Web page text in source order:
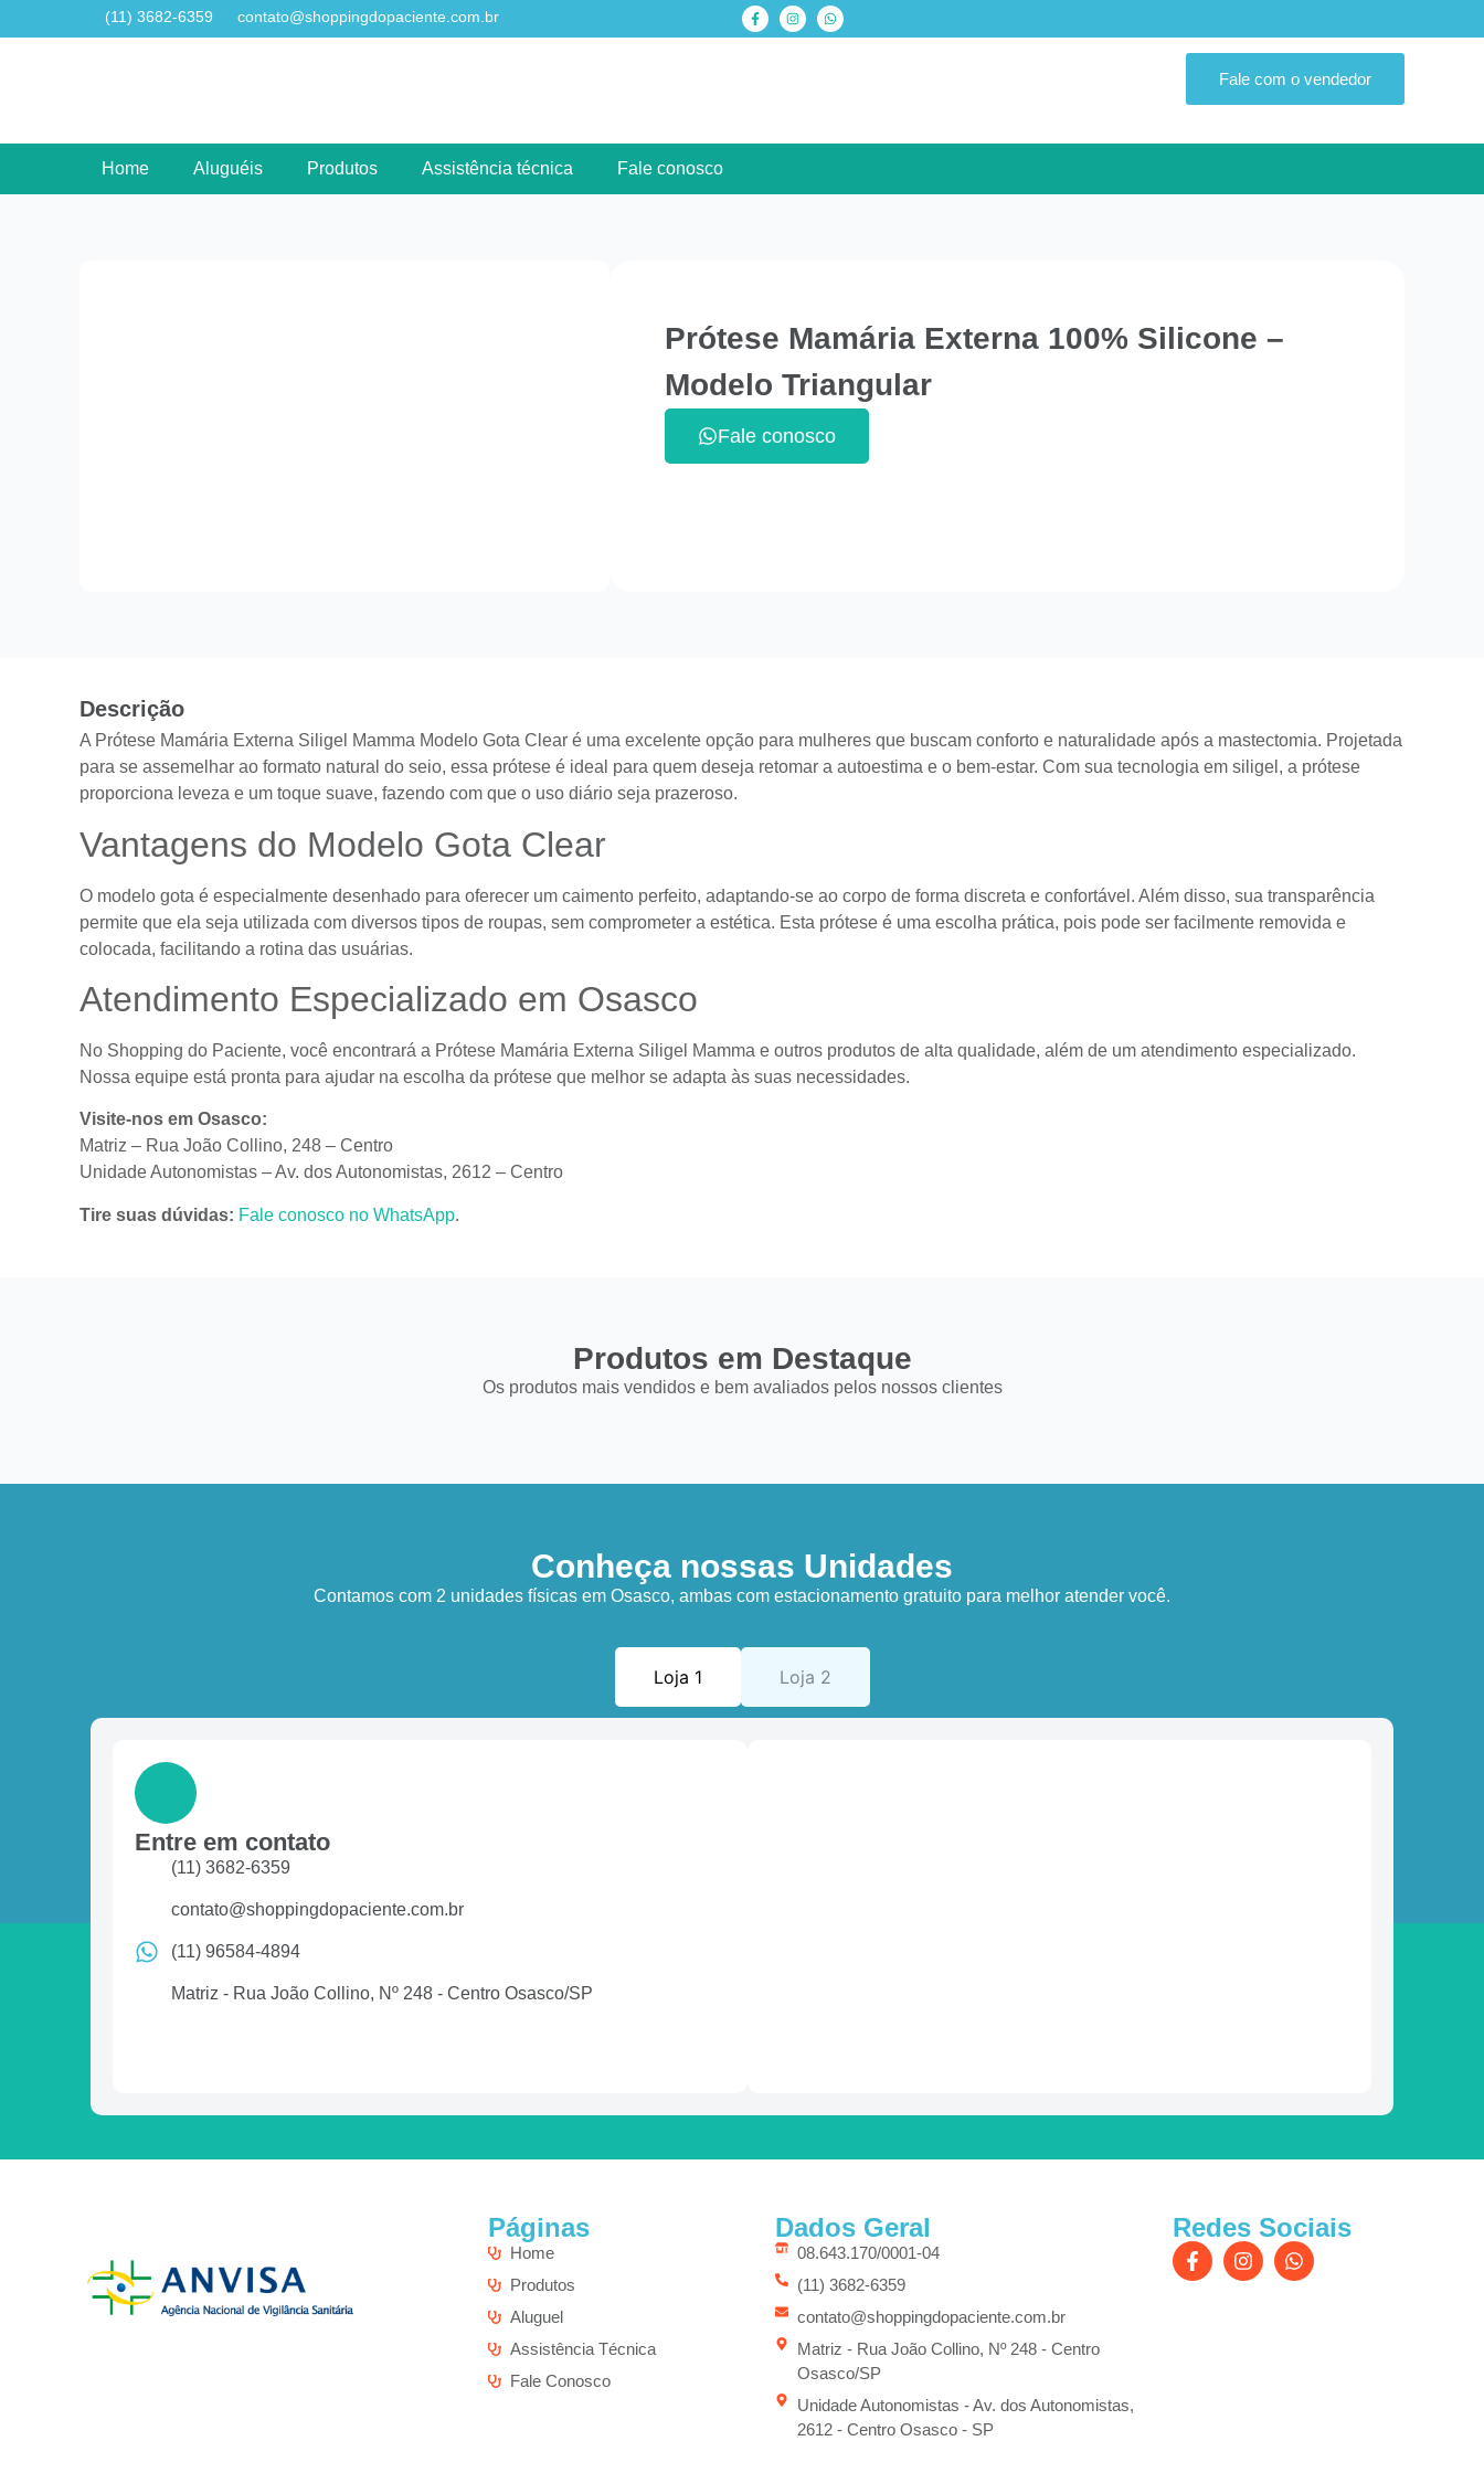
(11) 3682-6359 contato@shoppingdopaciente.com.br
Fale com o vendedor
Home Aluguéis Produtos Assistência técnica Fale conosco
Prótese Mamária Externa 100% Silicone –
Modelo Triangular
Fale conosco
Descrição
A Prótese Mamária Externa Siligel Mamma Modelo Gota Clear é uma excelente opção para mulheres que buscam conforto e naturalidade após a mastectomia. Projetada
para se assemelhar ao formato natural do seio, essa prótese é ideal para quem deseja retomar a autoestima e o bem-estar. Com sua tecnologia em siligel, a prótese
proporciona leveza e um toque suave, fazendo com que o uso diário seja prazeroso.
Vantagens do Modelo Gota Clear
O modelo gota é especialmente desenhado para oferecer um caimento perfeito, adaptando-se ao corpo de forma discreta e confortável. Além disso, sua transparência
permite que ela seja utilizada com diversos tipos de roupas, sem comprometer a estética. Esta prótese é uma escolha prática, pois pode ser facilmente removida e
colocada, facilitando a rotina das usuárias.
Atendimento Especializado em Osasco
No Shopping do Paciente, você encontrará a Prótese Mamária Externa Siligel Mamma e outros produtos de alta qualidade, além de um atendimento especializado.
Nossa equipe está pronta para ajudar na escolha da prótese que melhor se adapta às suas necessidades.
Visite-nos em Osasco:
Matriz – Rua João Collino, 248 – Centro
Unidade Autonomistas – Av. dos Autonomistas, 2612 – Centro
Tire suas dúvidas: Fale conosco no WhatsApp.
Produtos em Destaque
Os produtos mais vendidos e bem avaliados pelos nossos clientes
Conheça nossas Unidades
Contamos com 2 unidades físicas em Osasco, ambas com estacionamento gratuito para melhor atender você.
Loja 1 Loja 2
Entre em contato
(11) 3682-6359
contato@shoppingdopaciente.com.br
(11) 96584-4894
Matriz - Rua João Collino, Nº 248 - Centro Osasco/SP
Páginas
Home
Produtos
Aluguel
Assistência Técnica
Fale Conosco
Dados Geral
08.643.170/0001-04
(11) 3682-6359
contato@shoppingdopaciente.com.br
Matriz - Rua João Collino, Nº 248 - Centro
Osasco/SP
Unidade Autonomistas - Av. dos Autonomistas,
2612 - Centro Osasco - SP
Redes Sociais